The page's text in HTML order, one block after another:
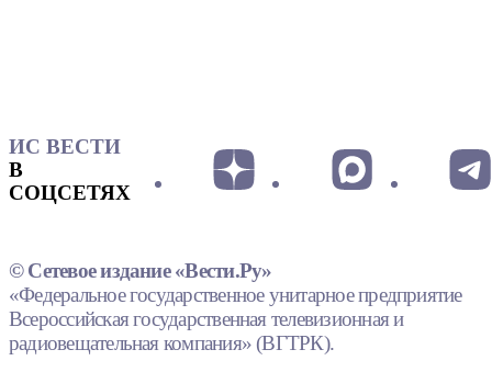
ИС ВЕСТИ
В
СОЦСЕТЯХ
© Сетевое издание «Вести.Ру»
«Федеральное государственное унитарное предприятие
Всероссийская государственная телевизионная и
радиовещательная компания» (ВГТРК).